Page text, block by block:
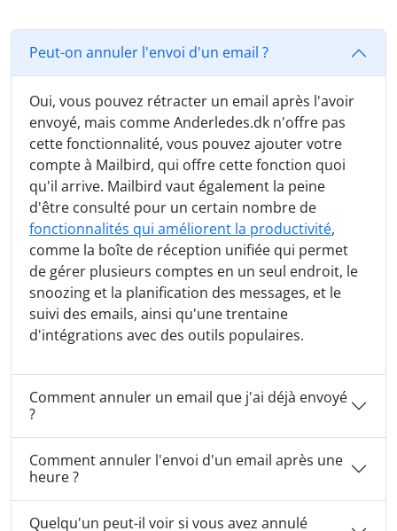
Peut-on annuler l'envoi d'un email ?
Oui, vous pouvez rétracter un email après l'avoir
envoyé, mais comme Anderledes.dk n'offre pas
cette fonctionnalité, vous pouvez ajouter votre
compte à Mailbird, qui offre cette fonction quoi
qu'il arrive. Mailbird vaut également la peine
d'être consulté pour un certain nombre de
fonctionnalités qui améliorent la productivité,
comme la boîte de réception unifiée qui permet
de gérer plusieurs comptes en un seul endroit, le
snoozing et la planification des messages, et le
suivi des emails, ainsi qu'une trentaine
d'intégrations avec des outils populaires.
Comment annuler un email que j'ai déjà envoyé
?
Comment annuler l'envoi d'un email après une
heure ?
Quelqu'un peut-il voir si vous avez annulé